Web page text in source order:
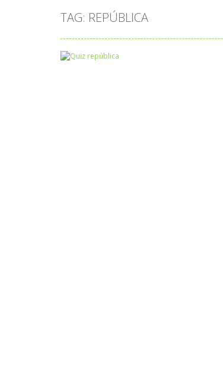
TAG: REPÚBLICA